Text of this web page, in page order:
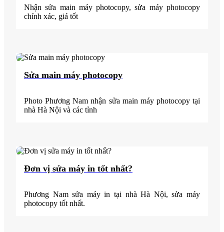
Nhận sửa main máy photocopy, sửa máy photocopy
chính xác, giá tốt
Sửa main máy photocopy
Photo Phương Nam nhận sửa main máy photocopy tại
nhà Hà Nội và các tỉnh
Đơn vị sửa máy in tốt nhất?
Phương Nam sửa máy in tại nhà Hà Nội, sửa máy
photocopy tốt nhất.